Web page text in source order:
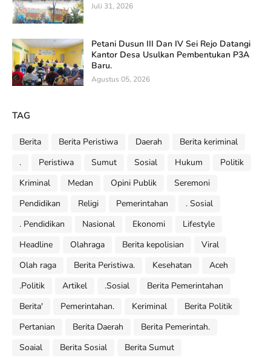
Juli 31, 2026
Petani Dusun III Dan IV Sei Rejo Datangi
Kantor Desa Usulkan Pembentukan P3A
Baru.
Agustus 05, 2026
TAG
Berita Berita Peristiwa Daerah
Berita keriminal
.
Peristiwa Sumut Sosial Hukum
Politik
Kriminal
Medan Opini Publik
Seremoni
Pendidikan
Religi Pemerintahan
. Sosial
. Pendidikan
Nasional Ekonomi
Lifestyle
Headline
Olahraga Berita kepolisian
Viral
Olah raga
Berita Peristiwa. Kesehatan
Aceh
.Politik
Artikel .Sosial
Berita Pemerintahan
Berita'
Pemerintahan. Keriminal
Berita Politik
Pertanian
Berita Daerah
Berita Pemerintah.
Soaial
Berita Sosial
Berita Sumut